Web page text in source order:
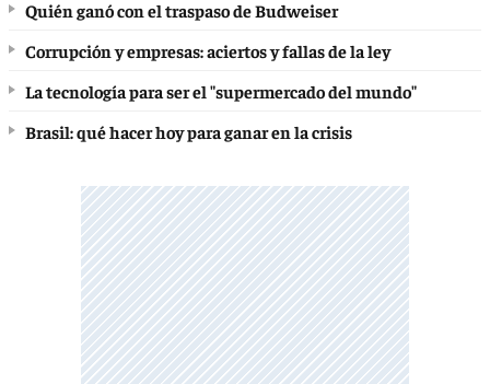
Quién ganó con el traspaso de Budweiser
Corrupción y empresas: aciertos y fallas de la ley
La tecnología para ser el "supermercado del mundo"
Brasil: qué hacer hoy para ganar en la crisis